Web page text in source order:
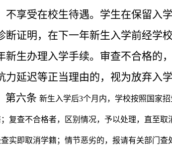
不享受在校生待遇。学生在保留入
断证明，在下一年新生入学前经学
新生办理入学手续。审查不合格的
力延迟等正当理由的，视为放弃入学
第六条 新生入学后3个月内，学校按照国家
复查不合格者，区别情况，予以处理，直至取
实即取消学籍；情节恶劣的，报请有关部门查